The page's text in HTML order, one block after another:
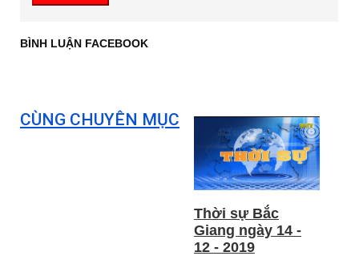
BÌNH LUẬN FACEBOOK
CÙNG CHUYÊN MỤC
Thời sự Bắc
Giang ngày 14 -
12 - 2019